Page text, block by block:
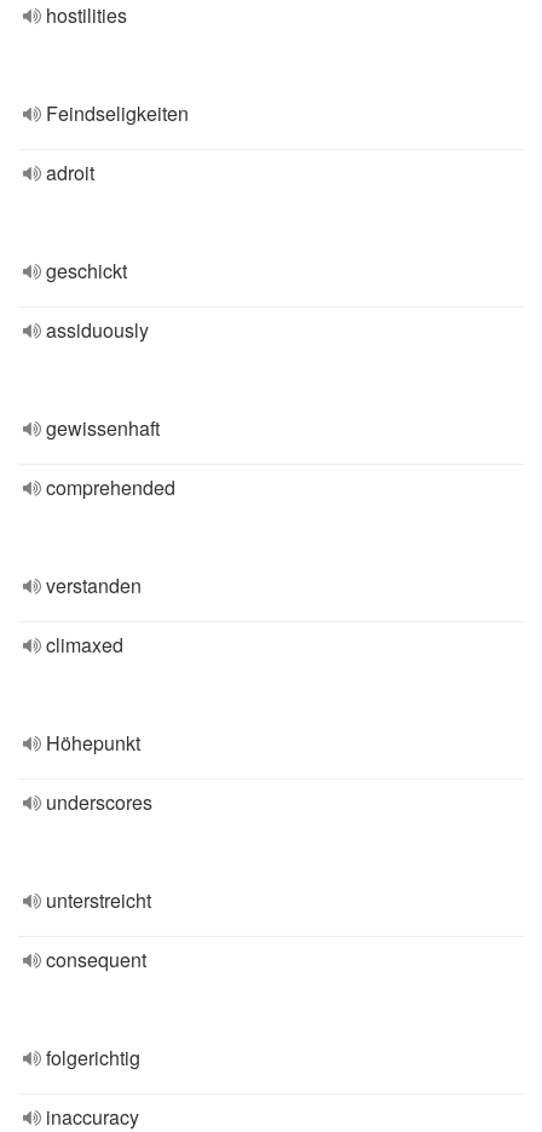
hostilities
Feindseligkeiten
adroit
geschickt
assiduously
gewissenhaft
comprehended
verstanden
climaxed
Höhepunkt
underscores
unterstreicht
consequent
folgerichtig
inaccuracy